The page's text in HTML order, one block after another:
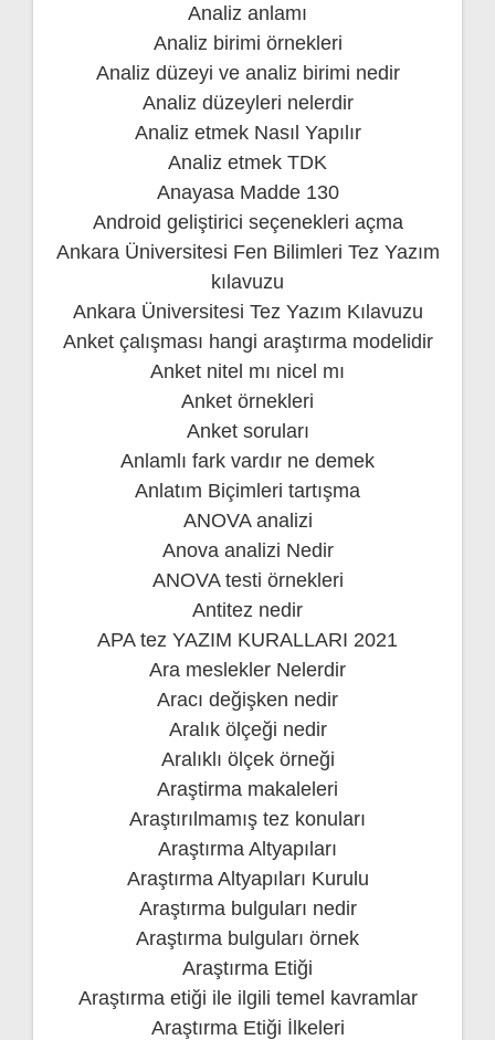
Analiz anlamı
Analiz birimi örnekleri
Analiz düzeyi ve analiz birimi nedir
Analiz düzeyleri nelerdir
Analiz etmek Nasıl Yapılır
Analiz etmek TDK
Anayasa Madde 130
Android geliştirici seçenekleri açma
Ankara Üniversitesi Fen Bilimleri Tez Yazım
kılavuzu
Ankara Üniversitesi Tez Yazım Kılavuzu
Anket çalışması hangi araştırma modelidir
Anket nitel mı nicel mı
Anket örnekleri
Anket soruları
Anlamlı fark vardır ne demek
Anlatım Biçimleri tartışma
ANOVA analizi
Anova analizi Nedir
ANOVA testi örnekleri
Antitez nedir
APA tez YAZIM KURALLARI 2021
Ara meslekler Nelerdir
Aracı değişken nedir
Aralık ölçeği nedir
Aralıklı ölçek örneği
Araştirma makaleleri
Araştırılmamış tez konuları
Araştırma Altyapıları
Araştırma Altyapıları Kurulu
Araştırma bulguları nedir
Araştırma bulguları örnek
Araştırma Etiği
Araştırma etiği ile ilgili temel kavramlar
Araştırma Etiği İlkeleri